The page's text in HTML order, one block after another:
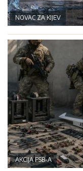
NOVAC ZA KIJEV
AKCIJA FSB-A